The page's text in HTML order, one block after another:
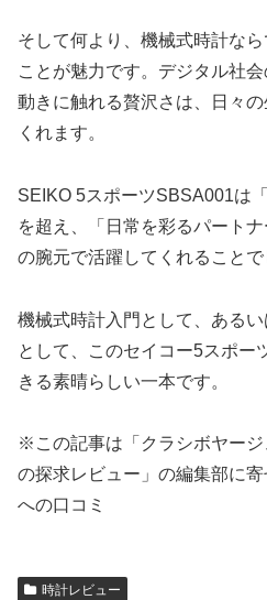
そして何より、機械式時計な
ことが魅力です。デジタル社
動きに触れる贅沢さは、日々
くれます。
SEIKO 5スポーツSBSA001は
を超え、「日常を彩るパート
の腕元で活躍してくれることで
機械式時計入門として、ある
として、このセイコー5スポー
きる素晴らしい一本です。
※この記事は「クラシボヤー
の探求レビュー」の編集部に
への口コミ
時計レビュー